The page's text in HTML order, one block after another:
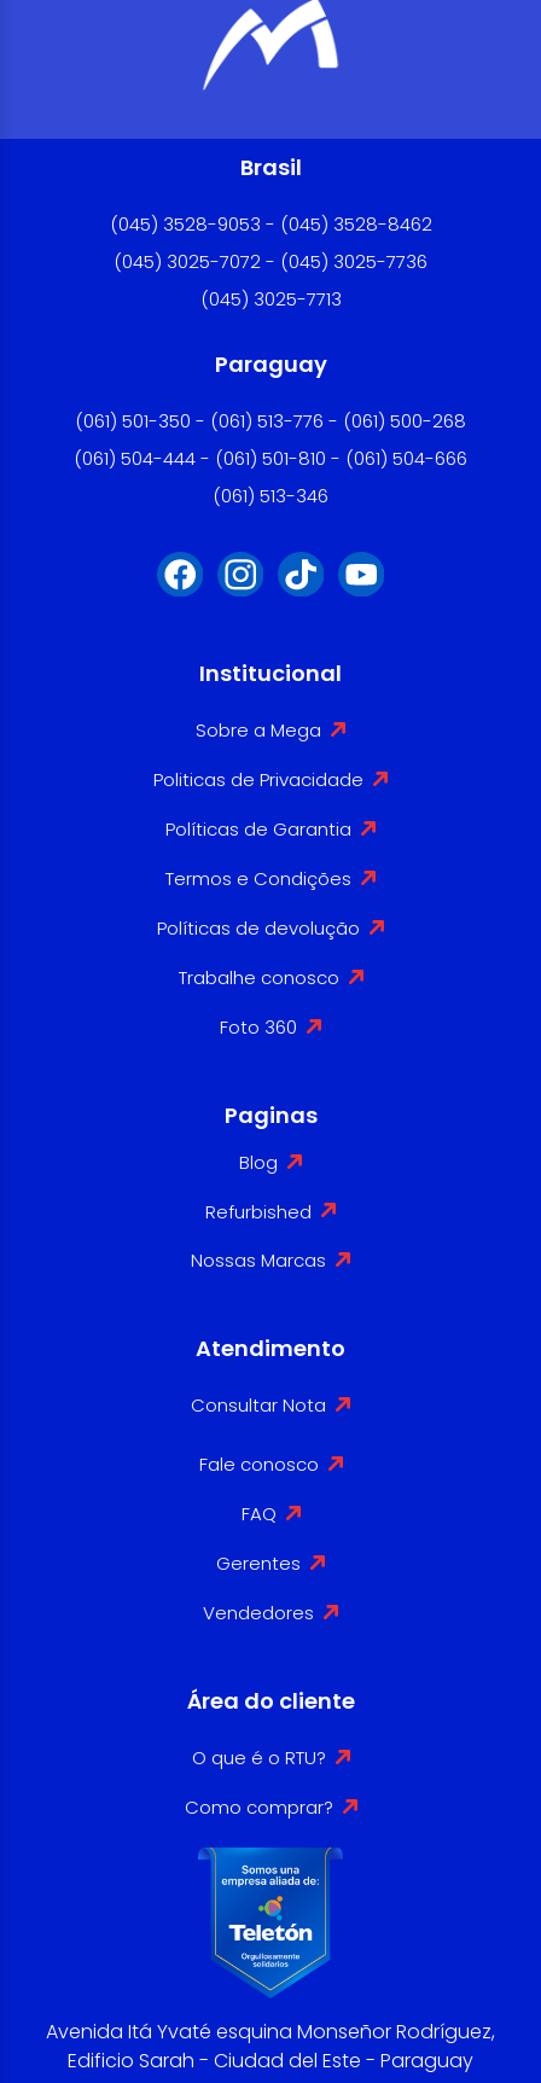
Brasil
(045) 3528-9053 - (045) 3528-8462
(045) 3025-7072 - (045) 3025-7736
(045) 3025-7713
Paraguay
(061) 501-350 - (061) 513-776 - (061) 500-268
(061) 504-444 - (061) 501-810 - (061) 504-666
(061) 513-346
Institucional
Sobre a Mega
Politicas de Privacidade
Políticas de Garantia
Termos e Condições
Políticas de devolução
Trabalhe conosco
Foto 360
Paginas
Blog
Refurbished
Nossas Marcas
Atendimento
Consultar Nota
Fale conosco
FAQ
Gerentes
Vendedores
Área do cliente
O que é o RTU?
Como comprar?
Avenida Itá Yvaté esquina Monseñor Rodríguez,
Edificio Sarah - Ciudad del Este - Paraguay